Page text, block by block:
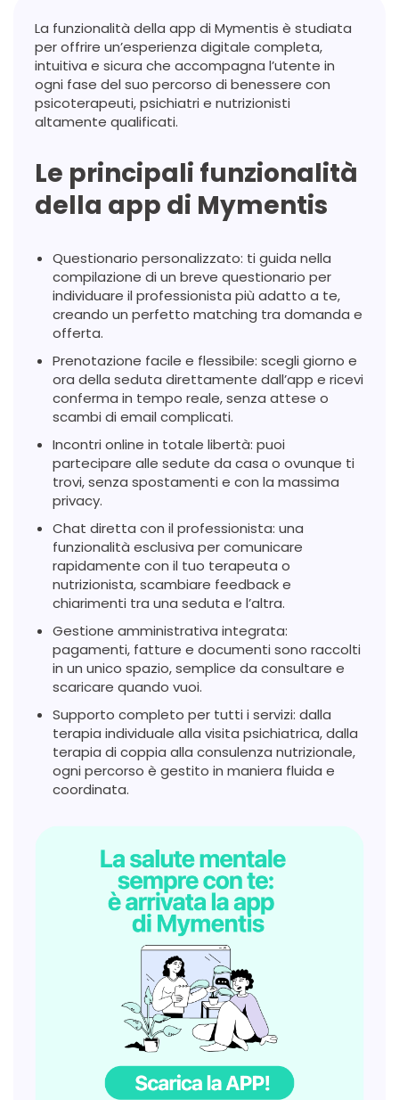
La funzionalità della app di Mymentis è studiata
per offrire un’esperienza digitale completa,
intuitiva e sicura che accompagna l’utente in
ogni fase del suo percorso di benessere con
psicoterapeuti, psichiatri e nutrizionisti
altamente qualificati.
Le principali funzionalità
della app di Mymentis
Questionario personalizzato: ti guida nella
compilazione di un breve questionario per
individuare il professionista più adatto a te,
creando un perfetto matching tra domanda e
offerta.
Prenotazione facile e flessibile: scegli giorno e
ora della seduta direttamente dall’app e ricevi
conferma in tempo reale, senza attese o
scambi di email complicati.
Incontri online in totale libertà: puoi
partecipare alle sedute da casa o ovunque ti
trovi, senza spostamenti e con la massima
privacy.
Chat diretta con il professionista: una
funzionalità esclusiva per comunicare
rapidamente con il tuo terapeuta o
nutrizionista, scambiare feedback e
chiarimenti tra una seduta e l’altra.
Gestione amministrativa integrata:
pagamenti, fatture e documenti sono raccolti
in un unico spazio, semplice da consultare e
scaricare quando vuoi.
Supporto completo per tutti i servizi: dalla
terapia individuale alla visita psichiatrica, dalla
terapia di coppia alla consulenza nutrizionale,
ogni percorso è gestito in maniera fluida e
coordinata.